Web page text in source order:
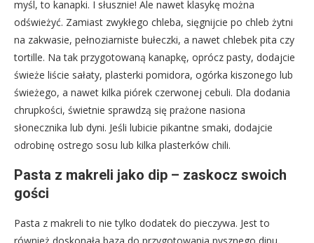
myśl, to kanapki. I słusznie! Ale nawet klasykę można
odświeżyć. Zamiast zwykłego chleba, sięgnijcie po chleb żytni
na zakwasie, pełnoziarniste bułeczki, a nawet chlebek pita czy
tortille. Na tak przygotowaną kanapkę, oprócz pasty, dodajcie
świeże liście sałaty, plasterki pomidora, ogórka kiszonego lub
świeżego, a nawet kilka piórek czerwonej cebuli. Dla dodania
chrupkości, świetnie sprawdzą się prażone nasiona
słonecznika lub dyni. Jeśli lubicie pikantne smaki, dodajcie
odrobinę ostrego sosu lub kilka plasterków chili.
Pasta z makreli jako dip – zaskocz swoich
gości
Pasta z makreli to nie tylko dodatek do pieczywa. Jest to